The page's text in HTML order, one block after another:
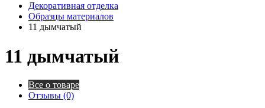
Декоративная отделка
Образцы материалов
11 дымчатый
11 дымчатый
Все о товаре
Отзывы (0)